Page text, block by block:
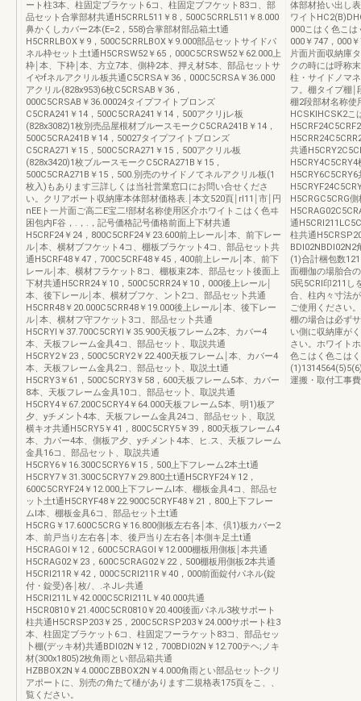
ート柱3本、柱固定ブラケット6コ、柱固定ブフケット83コ、部
品セット合掌部材共通H5CRRL511￥8，500C5CRRL511￥8.000
鼻かくしカバー2本(E=2，558)合掌部材部品箱土t通
H5CRRLBOX￥9，500C5CRRLBOX￥9.000部品セットサイドパ
ネル枠セット土t通H5CRSW52￥65，000C5CRSW52￥62.000上
枠￨本、下枠￨本、方立7本、側枠2本、押え材5本、部品セットサ
イやfネルアクリル板共通C5CRSA￥36，000C5CRSA￥36.000
アクリル(828x953)6枚C5CRSAB￥36，
000C5CRSAB￥36.00024タイプフイトブロンズ
C5CRA241￥14，500C5CRA241￥14，500アクリjレ板
(828x3082)1枚別売品屋根材ブルースモークC5CRA241B￥14，
500C5CRA241B￥14，50027タイプフイトブロンズ
C5CRA271￥15，500C5CRA271￥15，500アクリル板
(828x3420)1枚ブルースモークC5CRA271B￥15，
500C5CRA271B￥15，500.別売のサイドノてネルアクリル板(1
枚入)もあります三詳しくは当社営業窓口にお問い合せくださ
い。クリアボート収納庫本体部材価格表.￨本文520頁￨rl11￨市￨円
nEEト一片面ご高二E宝二!部材名称使用区介ホワイトこはく色ヰ
困包内F谷，.，.，記号価格記号価格前面上下材共通
H5CRF24￥24，800C5CRF24￥23.600前上レール￨本、前下レー
ル￨本、横材ブフケット4コ、棚板ブラケット4コ、部品セット共
通H5CRF48￥47，700C5CRF48￥45，400前上レール￨本、前下
レール￨本、横材フラケット8コ、棚板束2本、部品セット後面上
下材共通H5CRR24￥10，500C5CRR24￥10，000後上レール￨
本、後下レール￨本、横材ブフケ、ン卜2コ、部品セッ卜共通
H5CRR48￥20.000C5CRR48￥19.000後上レール￨本、後下レー
ル￨本、横材フ守フケット3コ、部品セッ卜共通
H5CRYI￥37.700C5CRYI￥35.900天板フレーム2本、カバー4
本、天板フレーム金具4コ、部品セット、取説共通
H5CRY2￥23，500C5CRY2￥22.400天板フレーム￨本、カバー4
本、天板フレーム金具2コ、部品セッ卜、取説土t通
H5CRY3￥61，500C5CRY3￥58，600天板フレーム5本、カバー
8本、天板フレーム金具10コ、部品セッ卜、取説共通
H5CRY4￥67.200C5CRY4￥64.000天板フレーム5本、明1)板ア
夕、yチメン卜4本、天板フレーム金具24コ、部品セット、取説
横キオ共通H5CRY5￥41，800C5CRY5￥39，800天板フレーム4
本、力パー4本、側板ア夕、yチメント4本、ヒ.ス、天板フレーム
金具16コ、部品セット、取説共通
H5CRY6￥16.300C5CRY6￥15，500上下フレーム2本土t通
H5CRY7￥31.300C5CRY7￥29.800土t通H5CRYF24￥12，
600C5CRYF24￥12.000上下フレームl本、棚板金具4コ、部品セ
ッ卜土t通H5CRYF48￥22.900C5CRYF48￥21，800上下フレー
ムl本、棚板金具6コ、部品セッ卜土t通
H5CRG￥17.600C5CRG￥16.800側板左右各￨本、倶1)板カバー2
本、前戸当り左右各￨本、後戸当り左右各￨本側キ足土t通
H5CRAGOI￥12，600C5CRAGOI￥12.000棚板用側板￨本共通
H5CRAG02￥23，600C5CRAG02￥22，500棚板用側板2本共通
H5CRI211R￥42，000C5CRI211R￥40，000前面錠付パネル(錠
付・錠受)各￨枚/、.ネJレ共通
H5CRI211L￥42.000C5CRI211L￥40.000共通
H5CR0810￥21.400C5CR0810￥20.400後面パネル3枚サポート
柱共通H5CRSP203￥25，200C5CRSP203￥24.000サポート柱3
本、柱固定ブラケット6コ、柱固定フーラケッ卜83コ、部品セッ
卜棚(デッキ材)共通BDI02N￥12，700BDI02N￥12.700テヘ;ノキ
材(300x1805)2枚角雨とい部品箱共通
HZBBOX2N￥4.000CZBBOX2N￥4.000角雨とい部品セッ卜-クリ
アポートに、別売の角たて樋があります二規格表175頁をこ、、
覧ください。
体部材拾い出し
ワイ卜
000こはく色こ
000￥747，000
片面片面収納庫
クの時には呼称
柱・サイドノマ
フ。棚タイプ棚￨
棚2段部材名称使
HCSKIHCSK2こ
共通
H5CRGC5CRG
通
柱共通
BDI02NBDI02N2
(1)合計梱包数
面棚伽の場胎合
5民5CRI印211し
合、柱内々寸法
ご使用ください
棚の場合は必ず
い側に収納庫が
さい。ホワイト
色こはく色こは
運搬・取付工事